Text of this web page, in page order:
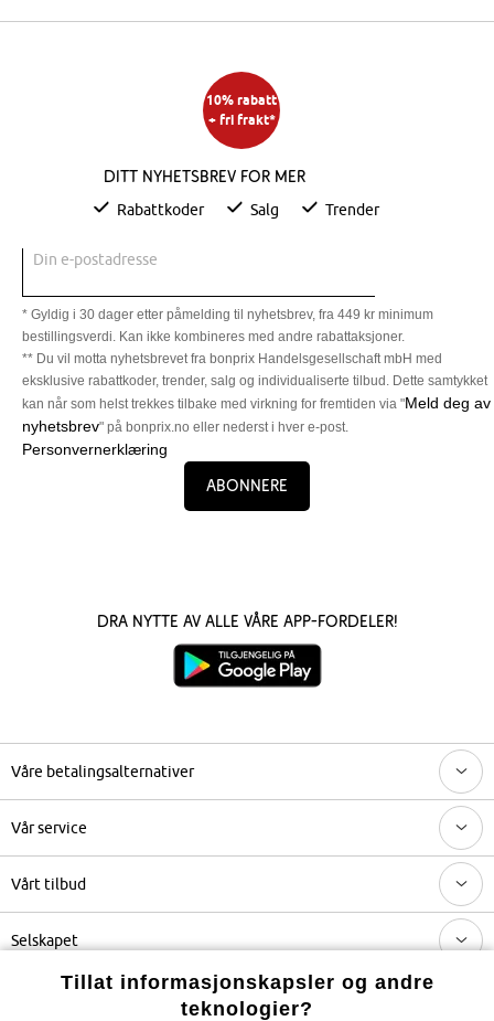
10% rabatt
+ fri frakt*
Ditt nyhetsbrev for mer
Rabattkoder Salg Trender
Din e-postadresse
* Gyldig i 30 dager etter påmelding til nyhetsbrev, fra 449 kr minimum
bestillingsverdi. Kan ikke kombineres med andre rabattaksjoner.
** Du vil motta nyhetsbrevet fra bonprix Handelsgesellschaft mbH med
eksklusive rabattkoder, trender, salg og individualiserte tilbud. Dette samtykket
kan når som helst trekkes tilbake med virkning for fremtiden via "Meld deg av
nyhetsbrev" på bonprix.no eller nederst i hver e-post.
Personvernerklæring
Abonnere
Dra nytte av alle våre app-fordeler!
Våre betalingsalternativer
Vår service
Vårt tilbud
Selskapet
Tillat informasjonskapsler og andre
teknologier?